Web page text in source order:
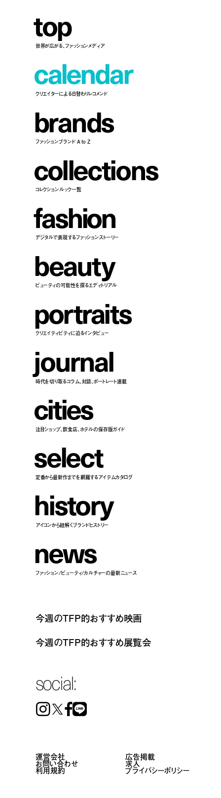
top
世界が広がる、ファッションメディア
calendar
クリエイターによる日替わりレコメンド
brands
ファッションブランド A to Z
collections
コレクションルック一覧
fashion
デジタルで表現するファッションストーリー
beauty
ビューティの可能性を探るエディトリアル
portraits
クリエイティビティに迫るインタビュー
journal
時代を切り取るコラム、対談、ポートレート連載
cities
注目ショップ、飲食店、ホテルの保存版ガイド
select
定番から最新作までを網羅するアイテムカタログ
history
アイコンから紐解くブランドヒストリー
news
ファッション/ビューティ/カルチャーの最新ニュース
今週のTFP的おすすめ映画
今週のTFP的おすすめ展覧会
social:
Instagram FacebookLine
運営会社 広告掲載
お問い合わせ 求人
利用規約 プライバシーポリシー